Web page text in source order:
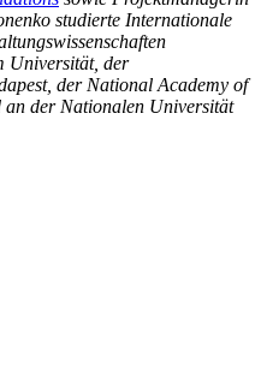
studierte Internationale
Universität, der
der National Academy of
an der Nationalen Universität